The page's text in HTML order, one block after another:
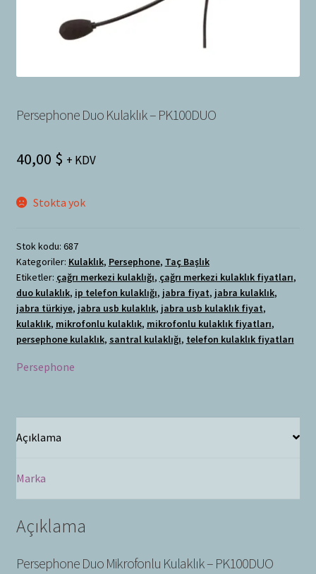
Persephone Duo Kulaklık – PK100DUO
40,00 $ + KDV
Stokta yok
Stok kodu: 687
Kategoriler: Kulaklık, Persephone, Taç Başlık
Etiketler: çağrı merkezi kulaklığı, çağrı merkezi kulaklık fiyatları,
duo kulaklık, ip telefon kulaklığı, jabra fiyat, jabra kulaklık,
jabra türkiye, jabra usb kulaklık, jabra usb kulaklık fiyat,
kulaklık, mikrofonlu kulaklık, mikrofonlu kulaklık fiyatları,
persephone kulaklık, santral kulaklığı, telefon kulaklık fiyatları
Persephone
Açıklama
Marka
Açıklama
Persephone Duo Mikrofonlu Kulaklık – PK100DUO